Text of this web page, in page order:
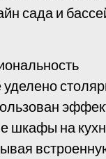
сада и
шкафы на